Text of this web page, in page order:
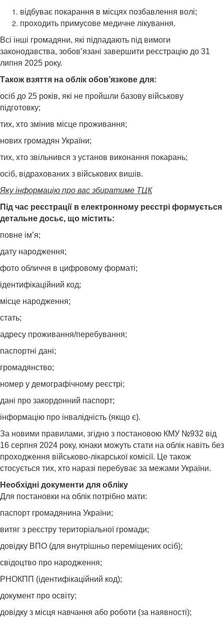
відбуває покарання в місцях позбавлення волі;
проходить примусове медичне лікування.
Всі інші громадяни, які підпадають під вимоги
законодавства, зобов’язані завершити реєстрацію до 31
липня 2025 року.
Також взяття на облік обов’язкове для:
осіб до 25 років, які не пройшли базову військову
підготовку;
тих, хто змінив місце проживання;
нових громадян України;
тих, хто звільнився з установ виконання покарань;
осіб, відрахованих з військових вишів.
Яку інформацію про вас збиратиме ТЦК
Під час реєстрації в електронному реєстрі формується
детальне досьє, що містить:
повне ім’я;
дату народження;
фото обличчя в цифровому форматі;
ідентифікаційний код;
місце народження;
стать;
адресу проживання/перебування;
паспортні дані;
громадянство;
номер у демографічному реєстрі;
дані про закордонний паспорт;
інформацію про інвалідність (якщо є).
За новими правилами, згідно з постановою КМУ №932 від
16 серпня 2024 року, юнаки можуть стати на облік навіть без
проходження військово-лікарської комісії. Це також
стосується тих, хто наразі перебуває за межами України.
Необхідні документи для обліку
Для постановки на облік потрібно мати:
паспорт громадянина України;
витяг з реєстру територіальної громади;
довідку ВПО (для внутрішньо переміщених осіб);
свідоцтво про народження;
РНОКПП (ідентифікаційний код);
документ про освіту;
довідку з місця навчання або роботи (за наявності);